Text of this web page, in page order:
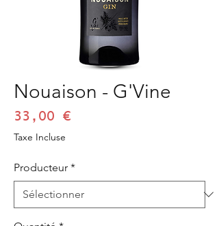
Nouaison - G'Vine
33,00 €
Taxe Incluse
Producteur *